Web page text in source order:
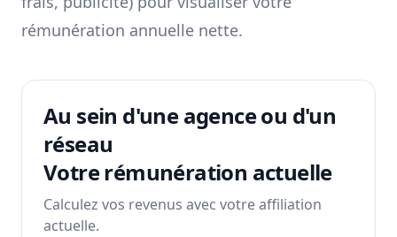
rémunération annuelle nette.
Au sein d'une agence ou d'un
réseau
Votre rémunération actuelle
Calculez vos revenus avec votre affiliation
actuelle.